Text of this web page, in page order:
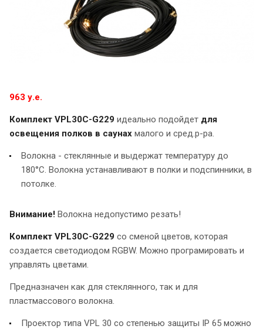
963 у.е.
Комплект VPL30C-G229 идеально подойдет для
освещения полков в саунах малого и сред.р-ра.
Волокна - стеклянные и выдержат температуру до
180°C. Волокна устанавливают в полки и подспинники, в
потолке.
Внимание! Волокна недопустимо резать!
Комплект VPL30C-G229 со сменой цветов, которая
создается светодиодом RGBW. Можно програмировать и
управлять цветами.
Предназначен как для стеклянного, так и для
пластмассового волокна.
Проектор типа VPL 30 со степенью защиты IP 65 можно